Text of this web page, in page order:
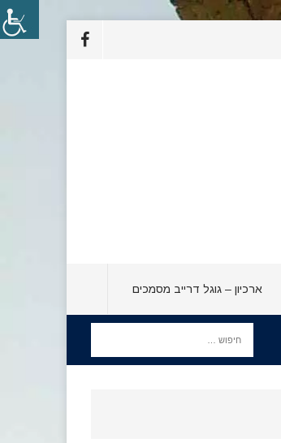
ארכיון – גוגל דרייב מסמכים